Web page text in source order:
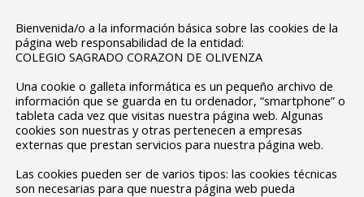
Embajadoras Junior Inés Fernández e Inés Heredero,
de Badajoz, con motivo del Día de Europa que se
se ha leído un manifiesto y se ha izado la bandera
Bienvenida/o a la información básica sobre las cookies de la
página web responsabilidad de la entidad:
COLEGIO SAGRADO CORAZON DE OLIVENZA
Una cookie o galleta informática es un pequeño archivo de
información que se guarda en tu ordenador, “smartphone” o
tableta cada vez que visitas nuestra página web. Algunas
cookies son nuestras y otras pertenecen a empresas
externas que prestan servicios para nuestra página web.
Las cookies pueden ser de varios tipos: las cookies técnicas
son necesarias para que nuestra página web pueda